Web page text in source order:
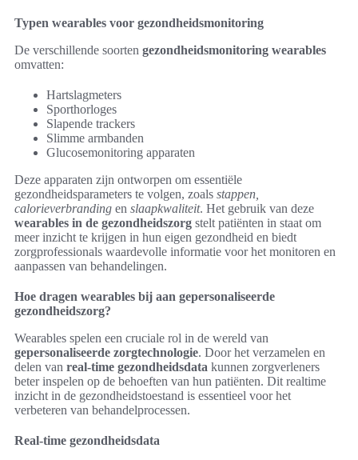
Typen wearables voor gezondheidsmonitoring
De verschillende soorten gezondheidsmonitoring wearables
omvatten:
Hartslagmeters
Sporthorloges
Slapende trackers
Slimme armbanden
Glucosemonitoring apparaten
Deze apparaten zijn ontworpen om essentiële
gezondheidsparameters te volgen, zoals stappen,
calorieverbranding en slaapkwaliteit. Het gebruik van deze
wearables in de gezondheidszorg stelt patiënten in staat om
meer inzicht te krijgen in hun eigen gezondheid en biedt
zorgprofessionals waardevolle informatie voor het monitoren en
aanpassen van behandelingen.
Hoe dragen wearables bij aan gepersonaliseerde
gezondheidszorg?
Wearables spelen een cruciale rol in de wereld van
gepersonaliseerde zorgtechnologie. Door het verzamelen en
delen van real-time gezondheidsdata kunnen zorgverleners
beter inspelen op de behoeften van hun patiënten. Dit realtime
inzicht in de gezondheidstoestand is essentieel voor het
verbeteren van behandelprocessen.
Real-time gezondheidsdata